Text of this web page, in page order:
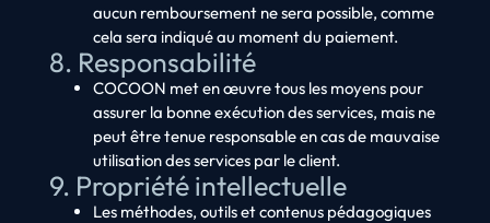
aucun remboursement ne sera possible, comme
cela sera indiqué au moment du paiement.
8. Responsabilité
COCOON met en œuvre tous les moyens pour
assurer la bonne exécution des services, mais ne
peut être tenue responsable en cas de mauvaise
utilisation des services par le client.
9. Propriété intellectuelle
Les méthodes, outils et contenus pédagogiques